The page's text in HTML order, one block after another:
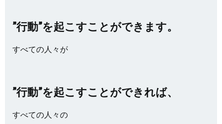
”行動”を起こすことができます。
すべての人々が
”行動”を起こすことができれば、
すべての人々の